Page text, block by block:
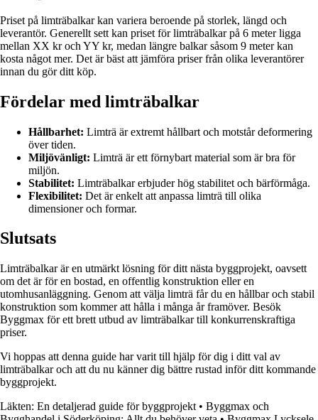
Priset på limträbalkar kan variera beroende på storlek, längd och
leverantör. Generellt sett kan priset för limträbalkar på 6 meter ligga
mellan XX kr och YY kr, medan längre balkar såsom 9 meter kan
kosta något mer. Det är bäst att jämföra priser från olika leverantörer
innan du gör ditt köp.
Fördelar med limträbalkar
Hållbarhet: Limträ är extremt hållbart och motstår deformering
över tiden.
Miljövänligt: Limträ är ett förnybart material som är bra för
miljön.
Stabilitet: Limträbalkar erbjuder hög stabilitet och bärförmåga.
Flexibilitet: Det är enkelt att anpassa limträ till olika
dimensioner och formar.
Slutsats
Limträbalkar är en utmärkt lösning för ditt nästa byggprojekt, oavsett
om det är för en bostad, en offentlig konstruktion eller en
utomhusanläggning. Genom att välja limträ får du en hållbar och stabil
konstruktion som kommer att hålla i många år framöver. Besök
Byggmax för ett brett utbud av limträbalkar till konkurrenskraftiga
priser.
Vi hoppas att denna guide har varit till hjälp för dig i ditt val av
limträbalkar och att du nu känner dig bättre rustad inför ditt kommande
byggprojekt.
Läkten: En detaljerad guide för byggprojekt • Byggmax och